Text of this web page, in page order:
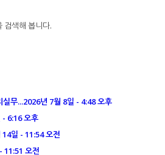
검색해 봅니다.
실무...2026년 7월 8일 - 4:48 오후
- 6:16 오후
14일 - 11:54 오전
11:51 오전